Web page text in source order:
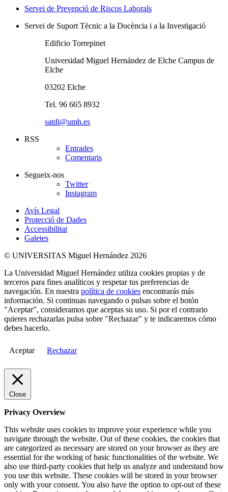
Servei de Prevenció de Riscos Laborals
Servei de Suport Tècnic a la Docència i a la Investigació
Edificio Torrepinet
Universidad Miguel Hernández de Elche Campus de
Elche
03202 Elche
Tel. 96 665 8932
satdi@umh.es
RSS
Entrades
Comentaris
Segueix-nos
Twitter
Instagram
Avís Legal
Protecció de Dades
Accessibilitat
Galetes
© UNIVERSITAS Miguel Hernández 2026
La Universidad Miguel Hernández utiliza cookies propias y de
terceros para fines analíticos y respetar tus preferencias de
navegación. En nuestra política de cookies encontrarás más
información. Si continuas navegando o pulsas sobre el botón
"Aceptar", consideramos que aceptas su uso. Si por el contrario
quieres rechazarlas pulsa sobre "Rechazar" y te indicaremos cómo
debes hacerlo.
Aceptar Rechazar
Close
Privacy Overview
This website uses cookies to improve your experience while you
navigate through the website. Out of these cookies, the cookies that
are categorized as necessary are stored on your browser as they are
essential for the working of basic functionalities of the website. We
also use third-party cookies that help us analyze and understand how
you use this website. These cookies will be stored in your browser
only with your consent. You also have the option to opt-out of these